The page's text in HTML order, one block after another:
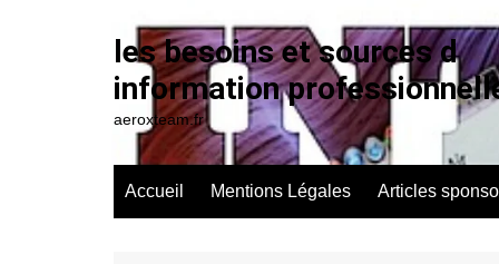
les besoins et sources d
information
aeroxteam.fr
Accueil Mentions Légales Articles